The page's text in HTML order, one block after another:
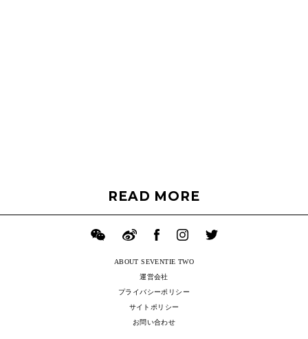
READ MORE
ABOUT SEVENTIE TWO
運営会社
プライバシーポリシー
サイトポリシー
お問い合わせ